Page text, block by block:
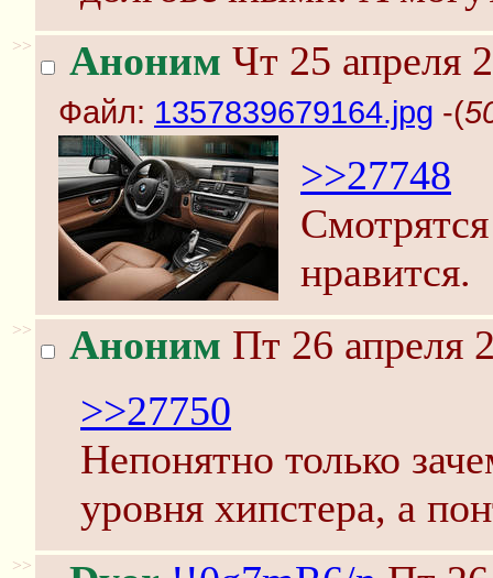
>> Аноним Чт 25 апреля
Файл: 1357839679164.jpg -(
>>27748
нравится.
>> Аноним Пт 26 апреля
>>27750
Непонятно только
уровня хипстера, а
>>